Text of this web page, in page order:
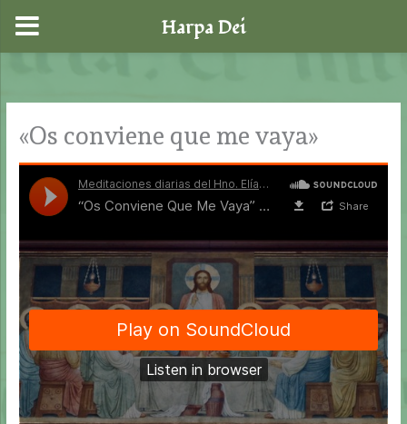
contenido
«Os conviene que me vaya»
Harpa Dei